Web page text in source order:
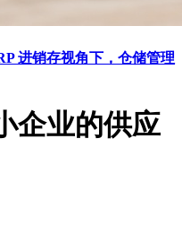
进销存视角下，仓储管理
企业的供应